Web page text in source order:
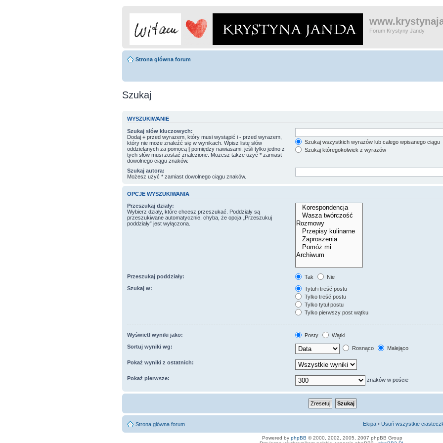
Forum Krystyny Jandy
Strona główna forum
Szukaj
WYSZUKIWANIE
Szukaj słów kluczowych:
Dodaj + przed wyrazem, który musi wystąpić i - przed wyrazem,
który nie może znaleźć się w wynikach. Wpisz listę słów
oddzielanych za pomocą | pomiędzy nawiasami, jeśli tylko jedno z
tych słów musi zostać znalezione. Możesz także użyć * zamiast
dowolnego ciągu znaków.
Szukaj wszystkich wyrazów lub całego wpisanego ciągu
Szukaj któregokolwiek z wyrazów
Szukaj autora:
Możesz użyć * zamiast dowolnego ciągu znaków.
OPCJE WYSZUKIWANIA
Przeszukaj działy:
Wybierz działy, które chcesz przeszukać. Poddziały są
przeszukiwane automatycznie, chyba, że opcja „Przeszukuj
poddziały” jest wyłączona.
Przeszukaj poddziały: Tak
Nie
Szukaj w:
Tytuł i treść postu
Tylko treść postu
Tylko tytuł postu
Tylko pierwszy post wątku
Wyświetl wyniki jako: Posty
Wątki
Sortuj wyniki wg:
Rosnąco Malejąco
Pokaż wyniki z ostatnich:
Pokaż pierwsze: znaków w poście
Strona główna forum Ekipa • Usuń wszystkie
Powered by phpBB © 2000, 2002, 2005, 2007 phpBB Group